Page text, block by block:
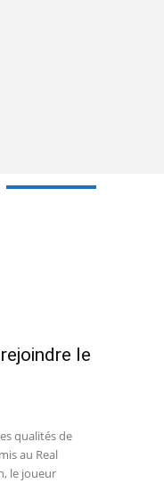
le
qualités de
au Real
le joueur